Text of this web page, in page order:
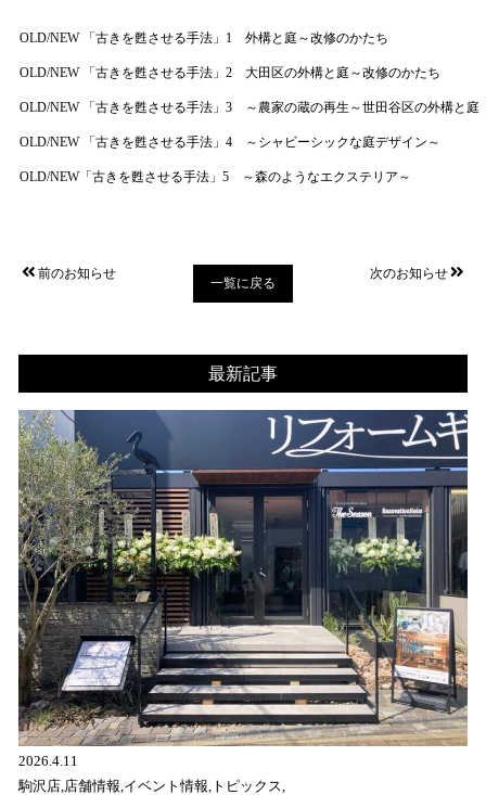
OLD/NEW 「古きを甦させる手法」1 外構と庭～改修のかたち
OLD/NEW 「古きを甦させる手法」2 大田区の外構と庭～改修のかたち
OLD/NEW 「古きを甦させる手法」3 ～農家の蔵の再生～世田谷区の外構と庭
OLD/NEW 「古きを甦させる手法」4 ～シャビーシックな庭デザイン～
OLD/NEW「古きを甦させる手法」5 ～森のようなエクステリア～
前のお知らせ
一覧に戻る
次のお知らせ
最新記事
2026.4.11
駒沢店,店舗情報,イベント情報,トピックス,